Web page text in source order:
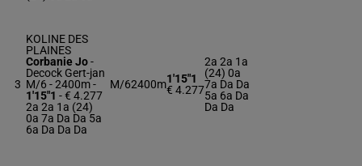
3
KOLINE DES
PLAINES
Corbanie Jo-
Decock Gert-jan
M/6 - 2400m-
1'15"1 - € 4.277
2a 2a 1a (24)
0a 7a Da Da 5a
6a Da Da Da
M/62400m1'15"1
€ 4.277
2a 2a 1a
(24) 0a
7a Da Da
5a 6a Da
Da Da